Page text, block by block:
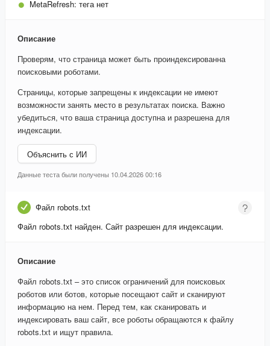
MetaRefresh: тега нет
Описание
Проверям, что страница может быть проиндексированна
поисковыми роботами.
Страницы, которые запрещены к индексации не имеют
возможности занять место в результатах поиска. Важно
убедиться, что ваша страница доступна и разрешена для
индексации.
Объяснить с ИИ
Данные теста были получены 10.04.2026 00:16
Файл robots.txt
Файл robots.txt найден. Сайт разрешен для индексации.
Описание
Файл robots.txt – это список ограничений для поисковых
роботов или ботов, которые посещают сайт и сканируют
информацию на нем. Перед тем, как сканировать и
индексировать ваш сайт, все роботы обращаются к файлу
robots.txt и ищут правила.